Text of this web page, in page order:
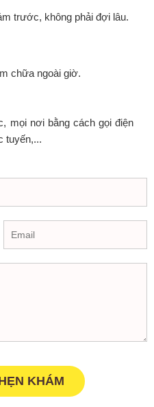
trước, không phải đợi lâu.
chữa ngoài giờ.
mọi nơi bằng cách gọi điện
tuyến,...